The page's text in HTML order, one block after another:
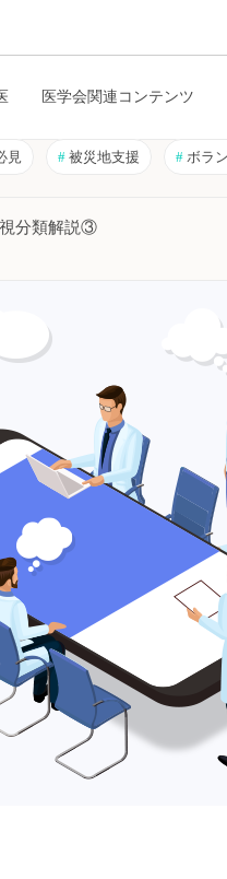
医学会関連コンテンツ
見 # 被災地支援 # ボラ
視分類解説③